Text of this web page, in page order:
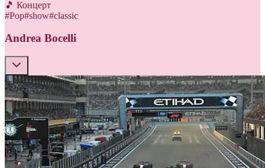
🎵 Концерт
#Pop#show#classic
Andrea Bocelli